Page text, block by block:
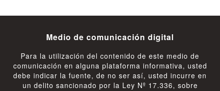
Medio de comunicación digital
Para la utilización del contenido de este medio de
comunicación en alguna plataforma informativa, usted
debe indicar la fuente, de no ser así, usted incurre en
un delito sancionado por la Ley Nº 17.336, sobre